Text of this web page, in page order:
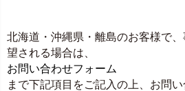
北海道・沖縄県・離島のお客様で
望される場合は、
お問い合わせフォーム
まで下記項目をご記入の上、お問